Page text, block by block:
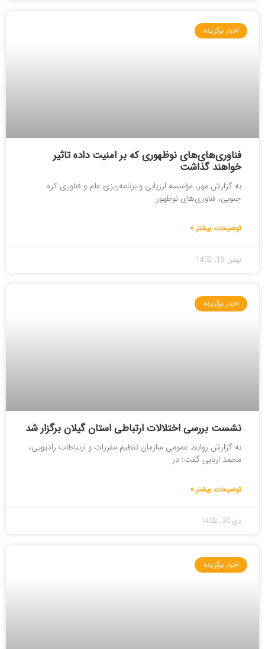
اخبار برگزیده
فناوری‌های‌های نوظهوری که بر امنیت داده تاثیر
خواهند گذاشت
به گزارش مهر، مؤسسه ارزیابی و برنامه‌ریزی علم و فناوری کره
جنوبی، فناوری‌های نوظهور
توضیحات بیشتر »
بهمن 18, 1402
اخبار برگزیده
نشست بررسی اختلالات ارتباطی استان گیلان برگزار شد
به گزارش روابط عمومی سازمان تنظیم مقررات و ارتباطات رادیویی،
محمد اربابی گفت: در
توضیحات بیشتر »
دی 30, 1402
اخبار برگزیده